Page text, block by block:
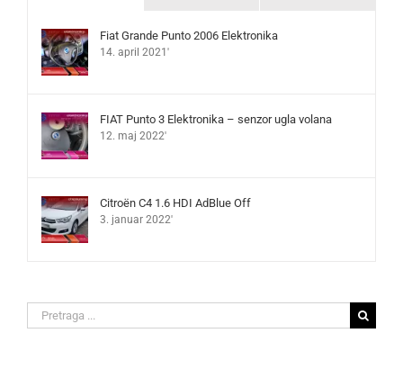
Fiat Grande Punto 2006 Elektronika
14. april 2021'
FIAT Punto 3 Elektronika – senzor ugla volana
12. maj 2022'
Citroën C4 1.6 HDI AdBlue Off
3. januar 2022'
Search
for: